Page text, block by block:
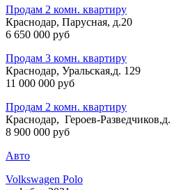
Продам 2 комн. квартиру
Краснодар, Парусная, д.20
6 650 000 руб
Продам 3 комн. квартиру
Краснодар, Уральская,д. 129
11 000 000 руб
Продам 2 комн. квартиру
Краснодар, Героев-Разведчиков,д.
8 900 000 руб
Авто
Volkswagen Polo